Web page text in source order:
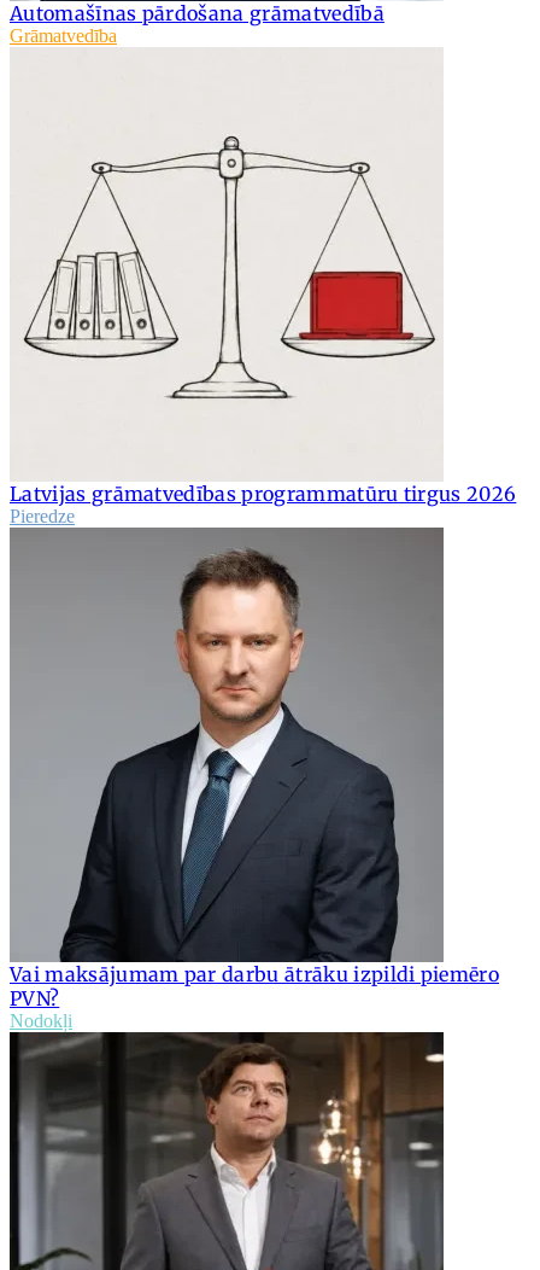
Automašīnas pārdošana grāmatvedībā
Grāmatvedība
Latvijas grāmatvedības programmatūru tirgus 2026
Pieredze
Vai maksājumam par darbu ātrāku izpildi piemēro
PVN?
Nodokļi